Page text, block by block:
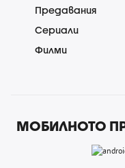
Предавания
Сериали
Филми
МОБИЛНОТО